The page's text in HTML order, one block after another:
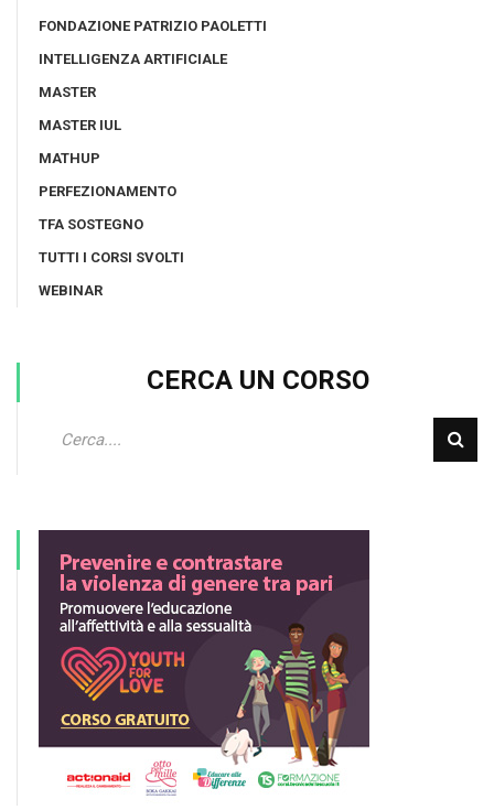
FONDAZIONE PATRIZIO PAOLETTI
INTELLIGENZA ARTIFICIALE
MASTER
MASTER IUL
MATHUP
PERFEZIONAMENTO
TFA SOSTEGNO
TUTTI I CORSI SVOLTI
WEBINAR
CERCA UN CORSO